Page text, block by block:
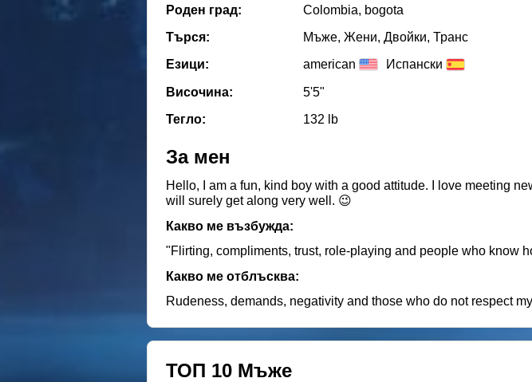
Роден град:
Colombia, bogota
Търся:
Мъже, Жени, Двойки, Транс
Езици:
american Испански
Височина:
5'5"
Тегло:
132 lb
За мен
Hello, I am a fun, kind boy with a good attitude. I love meeting
will surely get along very well. 😉
Какво ме възбужда:
"Flirting, compliments, trust, role-playing and people who know
Какво ме отблъсква:
Rudeness, demands, negativity and those who do not respect
ТОП 10 Мъже